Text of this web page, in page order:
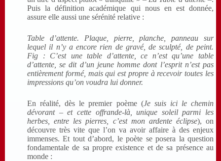
Puis la définition académique qui nous en est donnée,
assure elle aussi une sérénité relative :
Table d’attente. Plaque, pierre, planche, panneau sur
lequel il n’y a encore rien de gravé, de sculpté, de peint.
Fig : C’est une table d’attente, ce n’est qu’une table
d’attente, se dit d’un jeune homme dont l’esprit n’est pas
entièrement formé, mais qui est propre à recevoir toutes les
impressions qu’on voudra lui donner.
En réalité, dès le premier poème (Je suis ici le chemin
dévorant – et cette offrande-là, unique soleil parmi les
herbes, entre les pierres, c’est mon ardente éclipse), on
découvre très vite que l’on va avoir affaire à des enjeux
immenses. Et tout d’abord, le poète se posera la question
fondamentale de sa propre existence et de sa présence au
monde :